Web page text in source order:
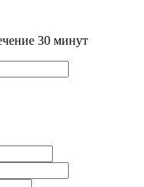
30 минут